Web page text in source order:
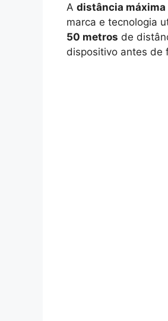
A distância máxima
marca e tecnologia
50 metros de
dispositivo antes de